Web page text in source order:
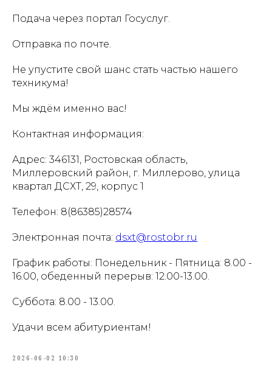
Подача через портал Госуслуг.
Отправка по почте.
Не упустите свой шанс стать частью нашего
техникума!
Мы ждём именно вас!
Контактная информация:
Адрес: 346131, Ростовская область,
Миллеровский район, г. Миллерово, улица
квартал ДСХТ, 29, корпус 1
Телефон: 8(86385)28574
Электронная почта: dsxt@rostobr.ru
График работы: Понедельник - Пятница: 8.00 -
16.00, обеденный перерыв: 12.00-13.00.
Суббота: 8.00 - 13.00.
Удачи всем абитуриентам!
2026-06-02 10:30